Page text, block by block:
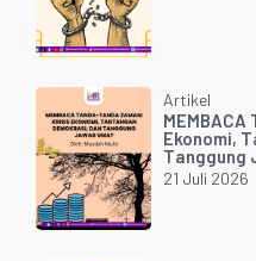
Artikel
Ekonomi,
Tanggung
21 Juli 2026